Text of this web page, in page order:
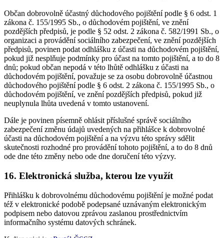
Občan dobrovolně účastný důchodového pojištění podle § 6 odst. 1
zákona č. 155/1995 Sb., o důchodovém pojištění, ve znění
pozdějších předpisů, je podle § 52 odst. 2 zákona č. 582/1991 Sb., o
organizaci a provádění sociálního zabezpečení, ve znění pozdějších
předpisů, povinen podat odhlášku z účasti na důchodovém pojištění,
pokud již nesplňuje podmínky pro účast na tomto pojištění, a to do 8
dnů; pokud občan nepodá v této lhůtě odhlášku z účasti na
důchodovém pojištění, považuje se za osobu dobrovolně účastnou
důchodového pojištění podle § 6 odst. 2 zákona č. 155/1995 Sb., o
důchodovém pojištění, ve znění pozdějších předpisů, pokud již
neuplynula lhůta uvedená v tomto ustanovení.
Dále je povinen písemně ohlásit příslušné správě sociálního
zabezpečení změnu údajů uvedených na přihlášce k dobrovolné
účasti na důchodovém pojištění a na výzvu této správy sdělit
skutečnosti rozhodné pro provádění tohoto pojištění, a to do 8 dnů
ode dne této změny nebo ode dne doručení této výzvy.
16. Elektronická služba, kterou lze využít
Přihlášku k dobrovolnému důchodovému pojištění je možné podat
též v elektronické podobě podepsané uznávaným elektronickým
podpisem nebo datovou zprávou zaslanou prostřednictvím
informačního systému datových schránek.